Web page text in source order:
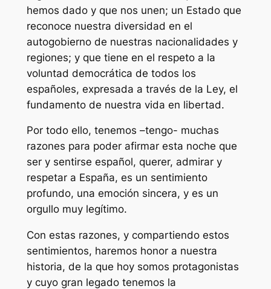
hemos dado y que nos unen; un Estado que
reconoce nuestra diversidad en el
autogobierno de nuestras nacionalidades y
regiones; y que tiene en el respeto a la
voluntad democrática de todos los
españoles, expresada a través de la Ley, el
fundamento de nuestra vida en libertad.
Por todo ello, tenemos –tengo- muchas
razones para poder afirmar esta noche que
ser y sentirse español, querer, admirar y
respetar a España, es un sentimiento
profundo, una emoción sincera, y es un
orgullo muy legítimo.
Con estas razones, y compartiendo estos
sentimientos, haremos honor a nuestra
historia, de la que hoy somos protagonistas
y cuyo gran legado tenemos la